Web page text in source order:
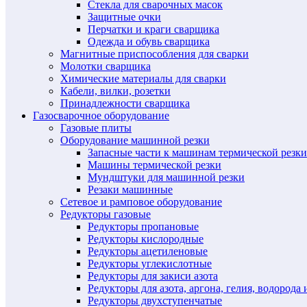
Стекла для сварочных масок
Защитные очки
Перчатки и краги сварщика
Одежда и обувь сварщика
Магнитные приспособления для сварки
Молотки сварщика
Химические материалы для сварки
Кабели, вилки, розетки
Принадлежности сварщика
Газосварочное оборудование
Газовые плиты
Оборудование машинной резки
Запасные части к машинам термической резки
Машины термической резки
Мундштуки для машинной резки
Резаки машинные
Сетевое и рамповое оборудование
Редукторы газовые
Редукторы пропановые
Редукторы кислородные
Редукторы ацетиленовые
Редукторы углекислотные
Редукторы для закиси азота
Редукторы для азота, аргона, гелия, водорода
Редукторы двухступенчатые